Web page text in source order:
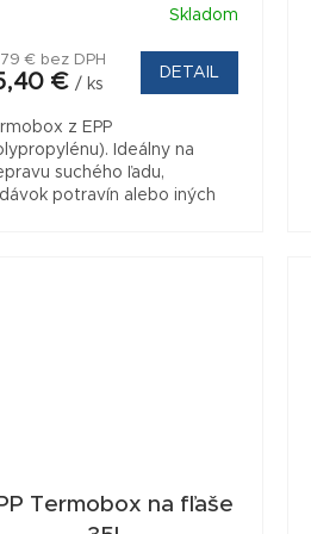
Skladom
€ bez DPH
€ / ks
DETAIL
z EPP
Ideálny na
suchého ľadu,
potravín alebo iných
Termobox na fľaše